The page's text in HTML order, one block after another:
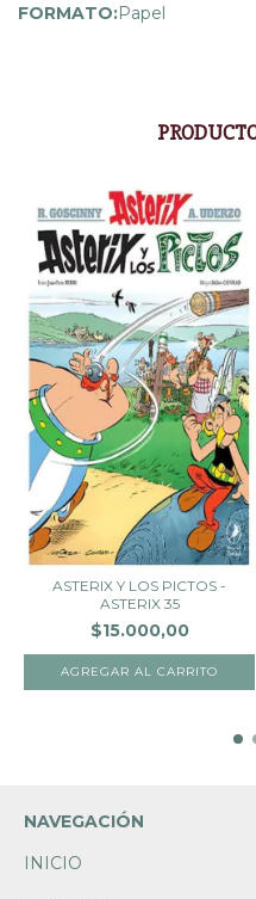
FORMATO:Papel
ASTERIX Y LOS PICTOS -
ASTERIX 35
$15.000,00
NAVEGACIÓN
INICIO